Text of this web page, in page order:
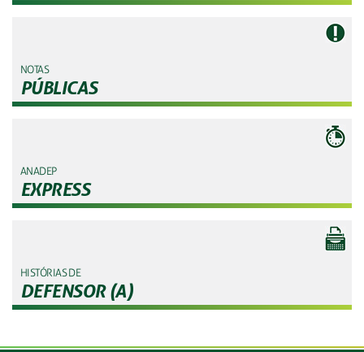
NOTAS
PÚBLICAS
ANADEP
EXPRESS
HISTÓRIAS DE
DEFENSOR (A)